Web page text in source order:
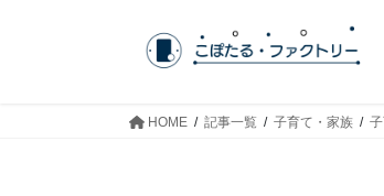
HOME 記事一覧 子育て・家族